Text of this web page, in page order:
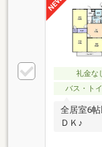
礼金な
バス・ト
全居室6
ＤＫ♪